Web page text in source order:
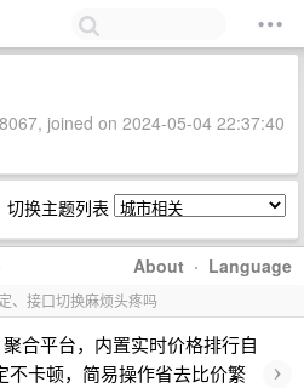
joined on 2024-05-04 22:37:40
切换主题列表
About · Language
、接口切换麻烦头疼吗
合平台，内置实时价格排行自
卡顿，简易操作省去比价繁
›